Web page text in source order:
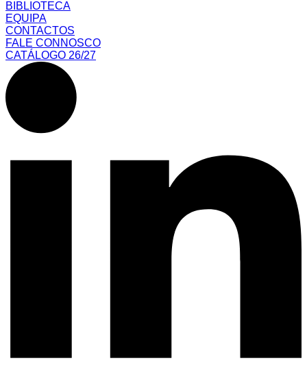
BIBLIOTECA
EQUIPA
CONTACTOS
FALE CONNOSCO
CATÁLOGO 26/27